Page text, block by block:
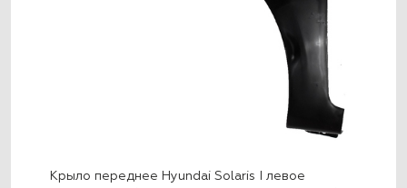
Крыло переднее Hyundai Solaris I левое